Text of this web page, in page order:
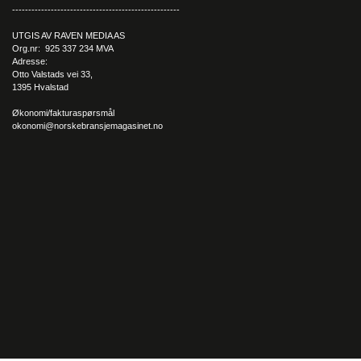
----------------------------------------------------
UTGIS AV RAVEN MEDIA AS
Org.nr: 925 337 234 MVA
Adresse:
Otto Valstads vei 33,
1395 Hvalstad
Økonomi/fakturaspørsmål
okonomi@norskebransjemagasinet.no